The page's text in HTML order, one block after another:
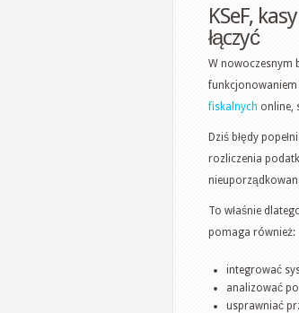
KSeF,
łączyć
W nowoczesnym
funkcjonowaniem
fiskalnych online,
Dziś błędy
rozliczenia
To właśnie
pomaga również:
integrować
analizować
usprawniać